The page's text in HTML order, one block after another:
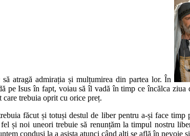
atragă admirația și mulțumirea din partea lor. În
pe Isus în fapt, voiau să îl vadă în timp ce încălca
care trebuia oprit cu orice preț.
făcut și totuși destul de liber pentru a-și face
și noi uneori trebuie să renunțăm la timpul nostru
conduși la a asista atunci când alți se află în nevoie